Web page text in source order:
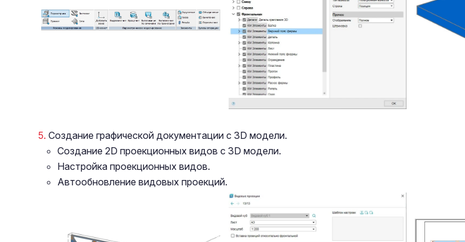
Создание графической документации с 3D модели.
Создание 2D проекционных видов с 3D модели.
Настройка проекционных видов.
Автообновление видовых проекций.